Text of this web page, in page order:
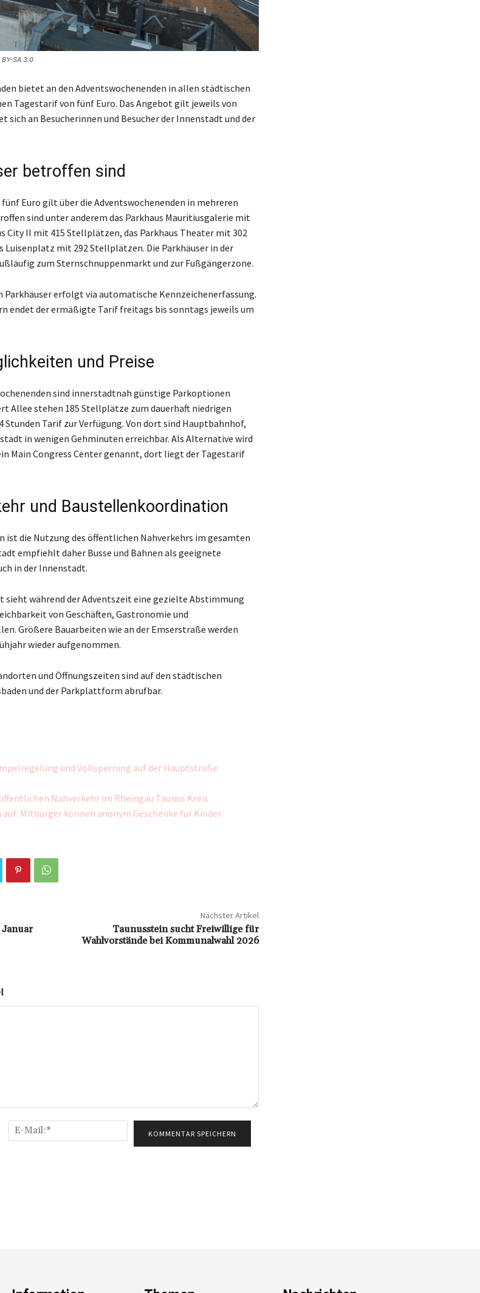
SA 3.0
bietet an den Adventswochenenden in allen städtischen
Tagestarif von fünf Euro. Das Angebot gilt jeweils von
sich an Besucherinnen und Besucher der Innenstadt und der
betroffen sind
Euro gilt über die Adventswochenenden in mehreren
sind unter anderem das Parkhaus Mauritiusgalerie mit
City II mit 415 Stellplätzen, das Parkhaus Theater mit 302
Luisenplatz mit 292 Stellplätzen. Die Parkhäuser in der
zum Sternschnuppenmarkt und zur Fußgängerzone.
Parkhäuser erfolgt via automatische Kennzeichenerfassung.
endet der ermäßigte Tarif freitags bis sonntags jeweils um
und Preise
sind innerstadtnah günstige Parkoptionen
Allee stehen 185 Stellplätze zum dauerhaft niedrigen
Stunden Tarif zur Verfügung. Von dort sind Hauptbahnhof,
in wenigen Gehminuten erreichbar. Als Alternative wird
Main Congress Center genannt, dort liegt der Tagestarif
und Baustellenkoordination
ist die Nutzung des öffentlichen Nahverkehrs im gesamten
empfiehlt daher Busse und Bahnen als geeignete
in der Innenstadt.
sieht während der Adventszeit eine gezielte Abstimmung
von Geschäften, Gastronomie und
Größere Bauarbeiten wie an der Emserstraße werden
wieder aufgenommen.
und Öffnungszeiten sind auf den städtischen
und der Parkplattform abrufbar.
und Vollsperrung auf der Hauptstraße
Nahverkehr im Rheingau Taunus Kreis
Mitbürger können anonym Geschenke für Kinder
Nächster Artikel
Taunusstein sucht Freiwillige für
Wahlvorstände bei Kommunalwahl 2026
Name:*
Mail:*